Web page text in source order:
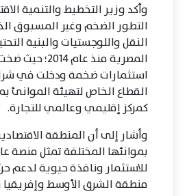
وأكد وزير التخطيط والتنمية
التطور الضخم وغير المسبوق
النقل واللوجستيات والبنية
المصرية منذ عام
استثمارات ضخمة ودخلت في
القطاع الخاص لتهيئة الموانئ
كمركز إقليمي وعالمي للتجارة.
وأشار إلى أن المنطقة
بموانئها المختلفة تمثل منصة
للاستثمار ونافذة حيوية لدعم
منطقة الشرق الأوسط وإفريقيا